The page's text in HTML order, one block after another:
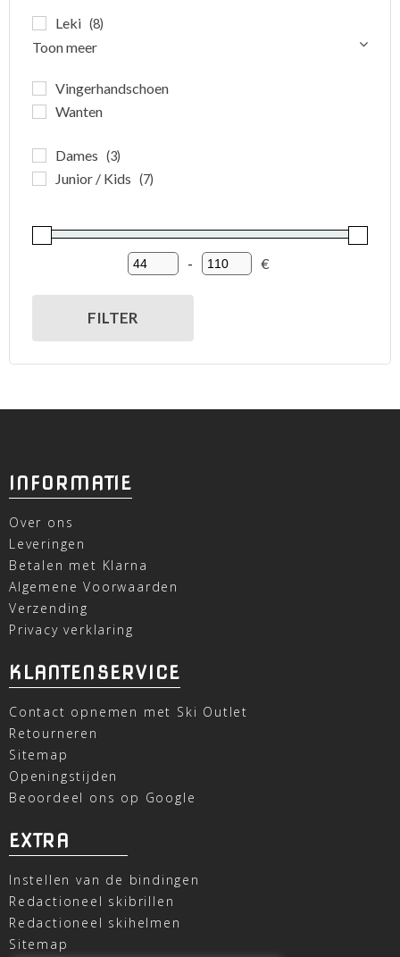
Leki (8)
Toon meer
Vingerhandschoen
Wanten
Dames (3)
Junior / Kids (7)
Minimum Price
-
Maximum Price
€
FILTER
INFORMATIE
Over ons
Leveringen
Betalen met Klarna
Algemene Voorwaarden
Verzending
Privacy verklaring
KLANTENSERVICE
Contact opnemen met Ski Outlet
Retourneren
Sitemap
Openingstijden
Beoordeel ons op Google
EXTRA
Instellen van de bindingen
Redactioneel skibrillen
Redactioneel skihelmen
Sitemap